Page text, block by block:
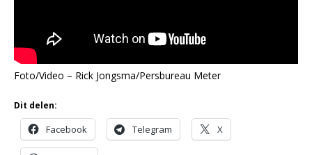
Foto/Video – Rick Jongsma/Persbureau Meter
Dit delen:
Facebook Telegram X